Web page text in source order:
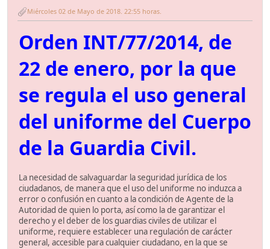
Miércoles 02 de Mayo de 2018. 22:55 horas.
Orden INT/77/2014, de
22 de enero, por la que
se regula el uso general
del uniforme del Cuerpo
de la Guardia Civil.
La necesidad de salvaguardar la seguridad jurídica de los
ciudadanos, de manera que el uso del uniforme no induzca a
error o confusión en cuanto a la condición de Agente de la
Autoridad de quien lo porta, así como la de garantizar el
derecho y el deber de los guardias civiles de utilizar el
uniforme, requiere establecer una regulación de carácter
general, accesible para cualquier ciudadano, en la que se